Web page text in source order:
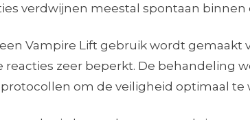
verdwijnen meestal spontaan binnen
Vampire Lift gebruik wordt gemaakt
reacties zeer beperkt. De behandeling
om de veiligheid optimaal te